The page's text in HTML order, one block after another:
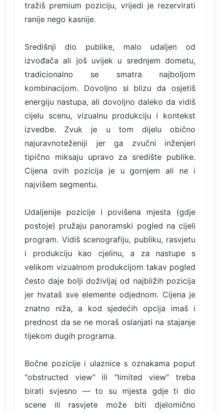
tražiš premium poziciju, vrijedi je rezervirati
ranije nego kasnije.
Središnji dio publike, malo udaljen od
izvođača ali još uvijek u srednjem dometu,
tradicionalno se smatra najboljom
kombinacijom. Dovoljno si blizu da osjetiš
energiju nastupa, ali dovoljno daleko da vidiš
cijelu scenu, vizualnu produkciju i kontekst
izvedbe. Zvuk je u tom dijelu obično
najuravnoteženiji jer ga zvučni inženjeri
tipično miksaju upravo za središte publike.
Cijena ovih pozicija je u gornjem ali ne i
najvišem segmentu.
Udaljenije pozicije i povišena mjesta (gdje
postoje) pružaju panoramski pogled na cijeli
program. Vidiš scenografiju, publiku, rasvjetu
i produkciju kao cjelinu, a za nastupe s
velikom vizualnom produkcijom takav pogled
često daje bolji doživljaj od najbližih pozicija
jer hvataš sve elemente odjednom. Cijena je
znatno niža, a kod sjedećih opcija imaš i
prednost da se ne moraš oslanjati na stajanje
tijekom dugih programa.
Bočne pozicije i ulaznice s oznakama poput
"obstructed view" ili "limited view" treba
birati svjesno — to su mjesta gdje ti dio
scene ili rasvjete može biti djelomično